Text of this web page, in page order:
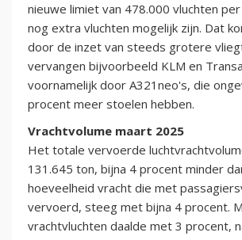
nieuwe limiet van 478.000 vluchten
nog extra vluchten mogelijk zijn. Dat
door de inzet van steeds grotere
vervangen bijvoorbeeld KLM en
voornamelijk door A321neo's, die
procent meer stoelen hebben.
Vrachtvolume maart 2025
Het totale vervoerde
131.645 ton, bijna 4 procent minder
hoeveelheid vracht die met
vervoerd, steeg met bijna 4 procent.
vrachtvluchten daalde met 3 procent,